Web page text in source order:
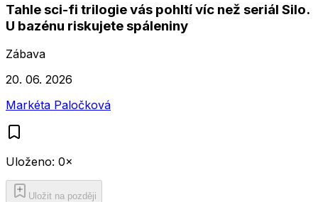
Tahle sci-fi trilogie vás pohltí víc než seriál Silo.
U bazénu riskujete spáleniny
Zábava
20. 06. 2026
Markéta Paločková
Uloženo: 0×
Uložit na později